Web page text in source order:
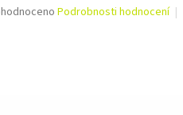
Podrobnosti hodnocení